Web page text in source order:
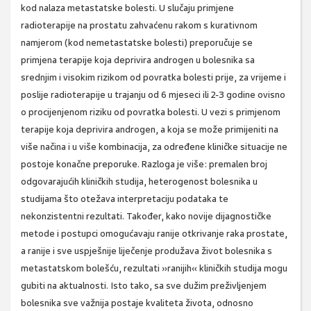
kod nalaza metastatske bolesti. U slučaju primjene
radioterapije na prostatu zahvaćenu rakom s kurativnom
namjerom (kod nemetastatske bolesti) preporučuje se
primjena terapije koja deprivira androgen u bolesnika sa
srednjim i visokim rizikom od povratka bolesti prije, za vrijeme i
poslije radioterapije u trajanju od 6 mjeseci ili 2-3 godine ovisno
o procijenjenom riziku od povratka bolesti. U vezi s primjenom
terapije koja deprivira androgen, a koja se može primijeniti na
više načina i u više kombinacija, za određene kliničke situacije ne
postoje konačne preporuke. Razloga je više: premalen broj
odgovarajućih kliničkih studija, heterogenost bolesnika u
studijama što otežava interpretaciju podataka te
nekonzistentni rezultati. Također, kako novije dijagnostičke
metode i postupci omogućavaju ranije otkrivanje raka prostate,
a ranije i sve uspješnije liječenje produžava život bolesnika s
metastatskom bolešću, rezultati »ranijih« kliničkih studija mogu
gubiti na aktualnosti. Isto tako, sa sve dužim preživljenjem
bolesnika sve važnija postaje kvaliteta života, odnosno